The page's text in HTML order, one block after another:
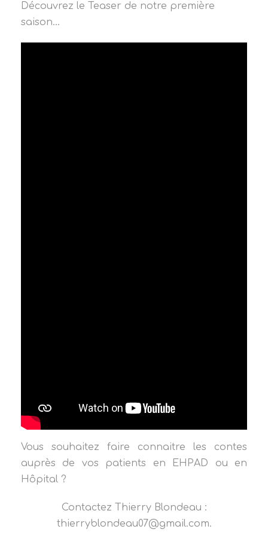
Découvrez le Teaser de notre première
saison…
Vous souhaitez faire connaitre les contes
auprès de vos patients en EHPAD ou en
Hôpital ?
Contactez Thierry Blondeau :
thierryblondeau07@gmail.com.